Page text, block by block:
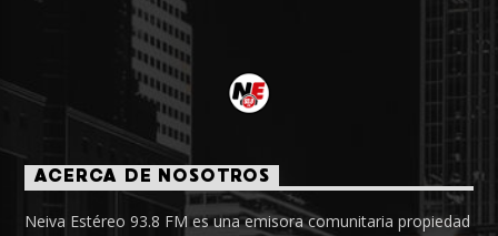
ACERCA DE NOSOTROS
Neiva Estéreo 93.8 FM es una emisora comunitaria propiedad